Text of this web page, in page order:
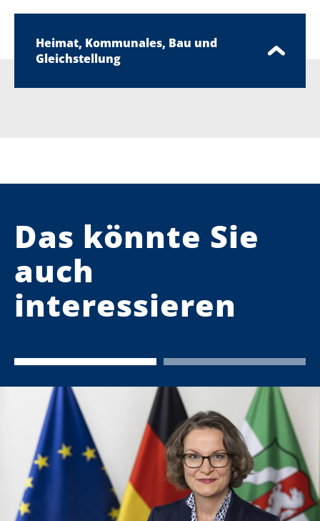
Heimat, Kommunales, Bau und
Gleichstellung
Das könnte Sie
auch
interessieren